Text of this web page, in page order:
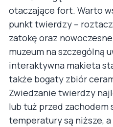
otaczające fort. Warto
punkt twierdzy –
zatokę oraz
muzeum na szczególną
interaktywna makieta
także bogaty zbiór
Zwiedzanie twierdzy
lub tuż przed zachodem
temperatury są niższe,